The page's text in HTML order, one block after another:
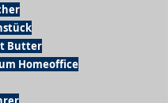
Butter
Homeoffice